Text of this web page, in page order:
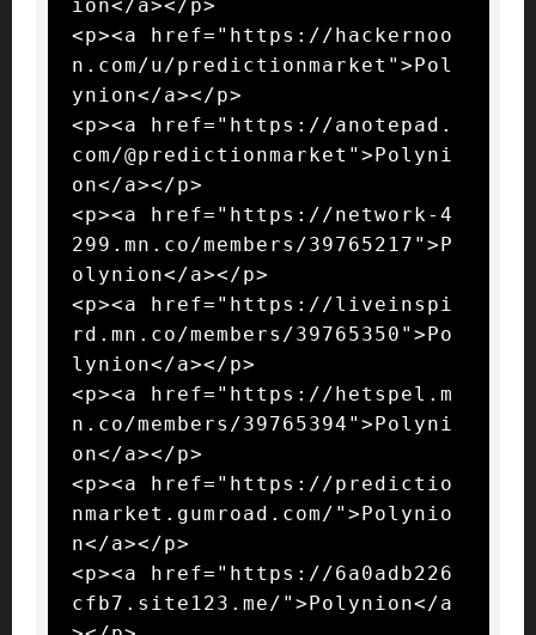
ion</a></p>
<p><a href="https://hackernoo
n.com/u/predictionmarket">Pol
ynion</a></p>
<p><a href="https://anotepad.
com/@predictionmarket">Polyni
on</a></p>
<p><a href="https://network-4
299.mn.co/members/39765217">P
olynion</a></p>
<p><a href="https://liveinspi
rd.mn.co/members/39765350">Po
lynion</a></p>
<p><a href="https://hetspel.m
n.co/members/39765394">Polyni
on</a></p>
<p><a href="https://predictio
nmarket.gumroad.com/">Polynio
n</a></p>
<p><a href="https://6a0adb226
cfb7.site123.me/">Polynion</a